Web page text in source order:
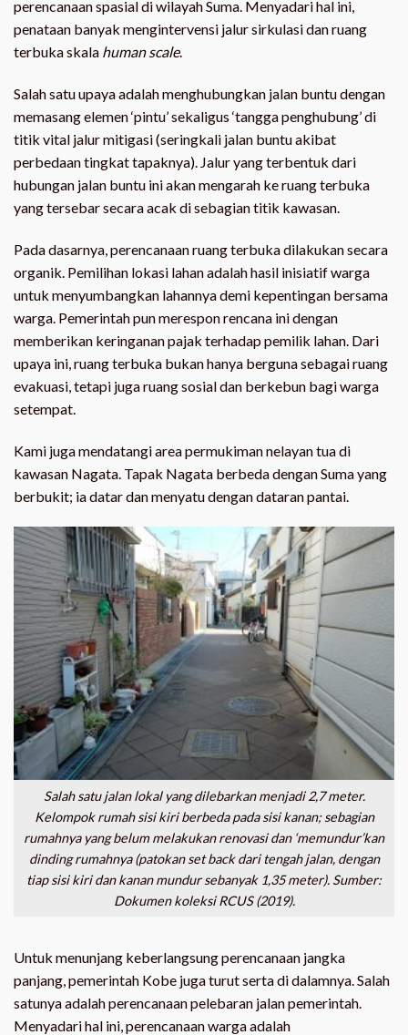
perencanaan spasial di wilayah Suma. Menyadari hal ini,
penataan banyak mengintervensi jalur sirkulasi dan ruang
terbuka skala human scale.
Salah satu upaya adalah menghubungkan jalan buntu dengan
memasang elemen ‘pintu’ sekaligus ‘tangga penghubung’ di
titik vital jalur mitigasi (seringkali jalan buntu akibat
perbedaan tingkat tapaknya). Jalur yang terbentuk dari
hubungan jalan buntu ini akan mengarah ke ruang terbuka
yang tersebar secara acak di sebagian titik kawasan.
Pada dasarnya, perencanaan ruang terbuka dilakukan secara
organik. Pemilihan lokasi lahan adalah hasil inisiatif warga
untuk menyumbangkan lahannya demi kepentingan bersama
warga. Pemerintah pun merespon rencana ini dengan
memberikan keringanan pajak terhadap pemilik lahan. Dari
upaya ini, ruang terbuka bukan hanya berguna sebagai ruang
evakuasi, tetapi juga ruang sosial dan berkebun bagi warga
setempat.
Kami juga mendatangi area permukiman nelayan tua di
kawasan Nagata. Tapak Nagata berbeda dengan Suma yang
berbukit; ia datar dan menyatu dengan dataran pantai.
Salah satu jalan lokal yang dilebarkan menjadi 2,7 meter.
Kelompok rumah sisi kiri berbeda pada sisi kanan; sebagian
rumahnya yang belum melakukan renovasi dan ‘memundur’kan
dinding rumahnya (patokan set back dari tengah jalan, dengan
tiap sisi kiri dan kanan mundur sebanyak 1,35 meter). Sumber:
Dokumen koleksi RCUS (2019).
Untuk menunjang keberlangsung perencanaan jangka
panjang, pemerintah Kobe juga turut serta di dalamnya. Salah
satunya adalah perencanaan pelebaran jalan pemerintah.
Menyadari hal ini, perencanaan warga adalah